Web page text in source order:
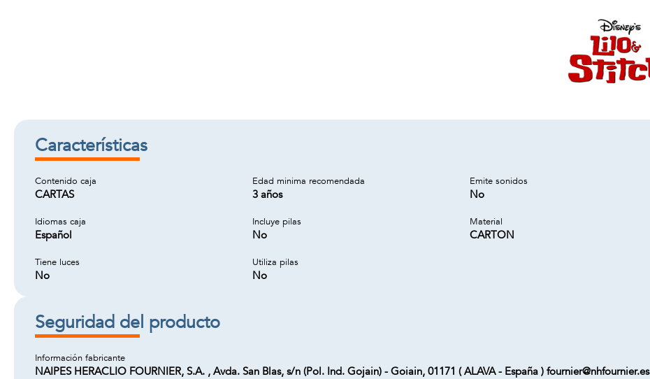
Características
Contenido caja
CARTAS
Edad minima recomendada
3 años
Emite sonidos
No
Idiomas caja
Español
Incluye pilas
No
Material
CARTON
Tiene luces
No
Utiliza pilas
No
Seguridad del producto
Información fabricante
NAIPES HERACLIO FOURNIER, S.A. , Avda. San Blas, s/n (Pol. Ind. Gojain) - Goiain, 01171 ( ALAVA - España ) fournier@nhfournier.es